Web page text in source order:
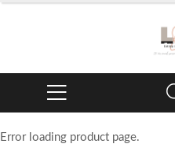
Error loading product page.